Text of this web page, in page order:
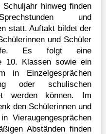
hinweg finden
und
statt. Auftakt bildet der
und Schüler
Es folgt eine
10. Klassen sowie ein
in Einzelgesprächen
oder schulischen
werden können. Im
den Schülerinnen und
Vieraugengesprächen
Abständen finden